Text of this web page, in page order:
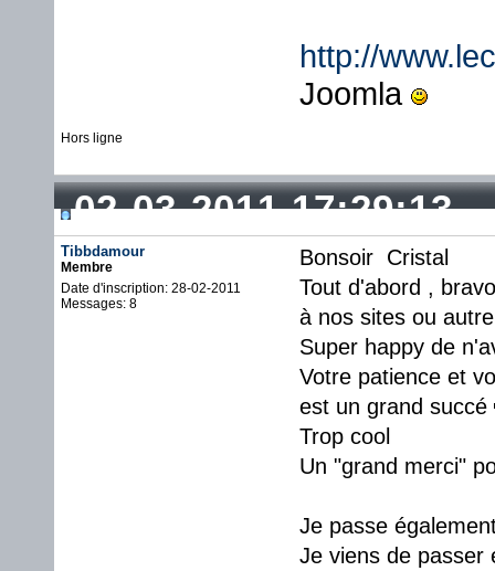
http://
Joomla
Hors ligne
02-03-2011 17:29:13
Tibbdamour
Membre
Date d'inscription: 28-02-2011
Messages: 8
Bonsoir Cristal
Tout d'abord ,
à nos sites ou
Super happy de
Votre patience et
est un grand succé
Trop cool
Un "grand merci"
Je passe
Je viens de passer